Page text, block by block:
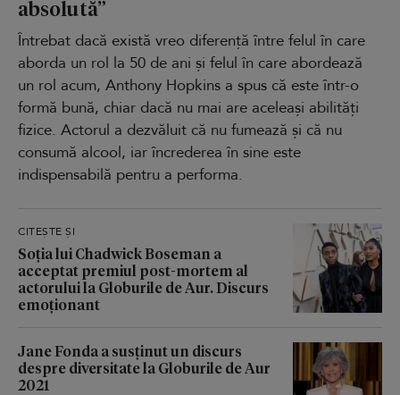
absolută”
Întrebat dacă există vreo diferență între felul în care
aborda un rol la 50 de ani și felul în care abordează
un rol acum, Anthony Hopkins a spus că este într-o
formă bună, chiar dacă nu mai are aceleași abilități
fizice. Actorul a dezvăluit că nu fumează și că nu
consumă alcool, iar încrederea în sine este
indispensabilă pentru a performa.
CITEȘTE ȘI
Soția lui Chadwick Boseman a
acceptat premiul post-mortem al
actorului la Globurile de Aur. Discurs
emoționant
Jane Fonda a susținut un discurs
despre diversitate la Globurile de Aur
2021